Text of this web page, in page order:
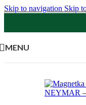
Skip to navigation Skip
MENU